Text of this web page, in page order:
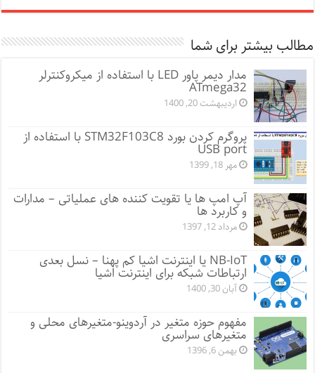
مطالب بیشتر برای شما
مدار دیمر پاور LED با استفاده از میکروکنترلر
ATmega32
اردیبهشت 20, 1400
پروگرم کردن بورد STM32F103C8 با استفاده از
USB port
مهر 18, 1399
آپ امپ ها یا تقویت کننده های عملیاتی – مدارات
و کاربرد ها
مرداد 12, 1397
NB-IoT یا اینترنت اشیا کم پهنا – نسل بعدی
ارتباطات شبکه برای اینترنت اشیا
آبان 30, 1400
مفهوم حوزه متغیر در آردوینو-متغیرهای محلی و
متغیرهای سراسری
بهمن 6, 1396